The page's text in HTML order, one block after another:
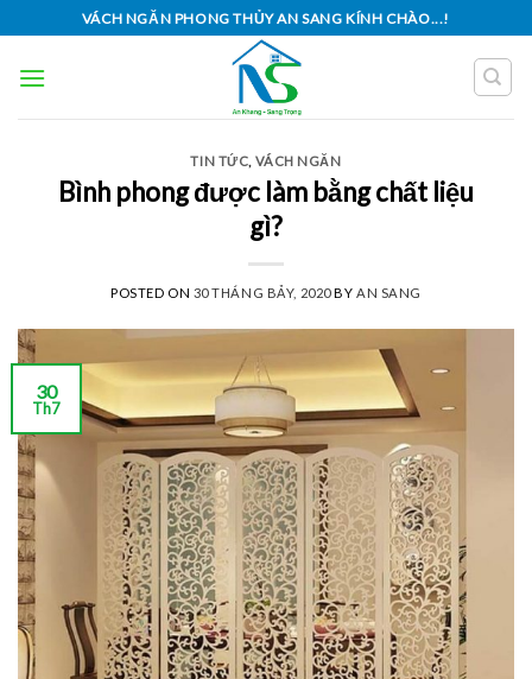
to
content
VÁCH NGĂN PHONG THỦY AN SANG KÍNH CHÀO...!
TIN TỨC, VÁCH NGĂN
Bình phong được làm bằng chất liệu
gì?
POSTED ON 30 THÁNG BẢY, 2020BY AN SANG
30
Th7